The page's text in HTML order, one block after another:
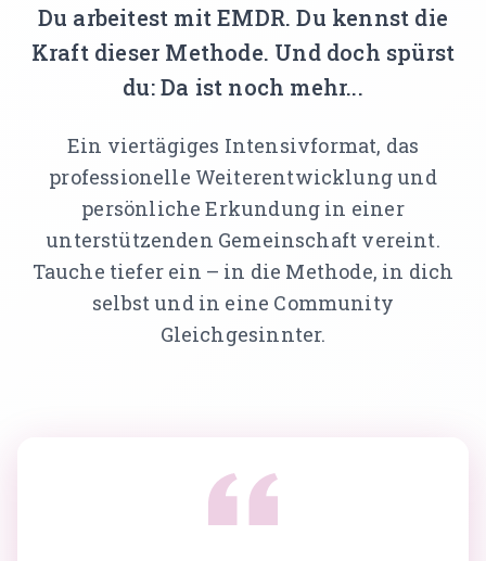
Traumatherapie (DeGPT)
Supervision
Dein Weg in deine Großartigkeit
Der Leuchtturmweg
Trauma und Lernen
Narrative
Traumasensibles Coaching
Gründerin & Denkfabrik
Du arbeitest mit EMDR. Du kennst die
Kraft dieser Methode. Und doch spürst
du: Da ist noch mehr...
Ein viertägiges Intensivformat, das
professionelle Weiterentwicklung und
persönliche Erkundung in einer
unterstützenden Gemeinschaft vereint.
Tauche tiefer ein – in die Methode, in dich
selbst und in eine Community
Gleichgesinnter.